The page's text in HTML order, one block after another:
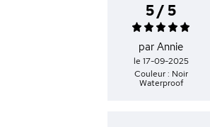
5 / 5
par Annie
le 17-09-2025
Couleur : Noir
Waterproof